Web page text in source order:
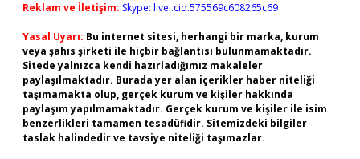
Reklam ve İletişim: Skype: live:.cid.575569c608265c69
Yasal Uyarı: Bu internet sitesi, herhangi bir marka, kurum
veya şahıs şirketi ile hiçbir bağlantısı bulunmamaktadır.
Sitede yalnızca kendi hazırladığımız makaleler
paylaşılmaktadır. Burada yer alan içerikler haber niteliği
taşımamakta olup, gerçek kurum ve kişiler hakkında
paylaşım yapılmamaktadır. Gerçek kurum ve kişiler ile isim
benzerlikleri tamamen tesadüfidir. Sitemizdeki bilgiler
taslak halindedir ve tavsiye niteliği taşımazlar.